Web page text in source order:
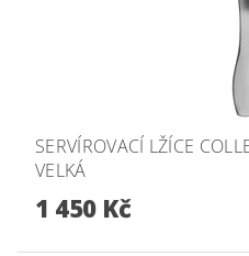
SERVÍROVACÍ LŽÍCE
VELKÁ
1 450 Kč